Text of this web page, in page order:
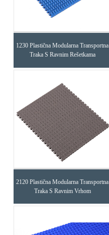
1230 Plastična Modularna Transportna
Traka S Ravnim Rešetkama
2120 Plastična Modularna Transportna
Traka S Ravnim Vrhom